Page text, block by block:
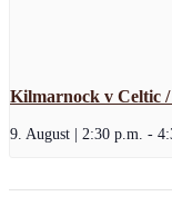
Kilmarnock v Celtic
9. August | 2:30 p.m. -